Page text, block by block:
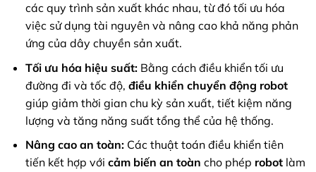
các quy trình sản xuất khác nhau, từ đó tối ưu hóa
việc sử dụng tài nguyên và nâng cao khả năng phản
ứng của dây chuyền sản xuất.
Tối ưu hóa hiệu suất:Bằng cách điều khiển tối ưu
đường đi và tốc độ, điều khiển chuyển động robot
giúp giảm thời gian chu kỳ sản xuất, tiết kiệm năng
lượng và tăng năng suất tổng thể của hệ thống.
Nâng cao an toàn:Các thuật toán điều khiển tiên
tiến kết hợp với cảm biến an toàn cho phép robotlàm